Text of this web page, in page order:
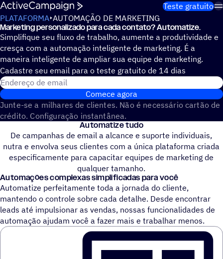
Pular para o conteúdo
Teste gratuito
PLATAFORMA AUTOMAÇÃO DE MARKETING
Marketing personalizado para cada contato? Automatize.
Simplifique seu fluxo de trabalho, aumente a produtividade e
cresça com a automação inteligente de marketing. É a
maneira inteligente de ampliar sua equipe de marketing.
Cadastre seu email para o teste gratuito de 14 dias
Endereço de email
Comece agora
Junte-se a milhares de clientes. Não é necessário cartão de
crédito. Configuração instantânea.
Automatize tudo
De campanhas de email a alcance e suporte individuais,
nutra e envolva seus clientes com a única plataforma criada
especificamente para capacitar equipes de marketing de
qualquer tamanho.
Automações complexas simplificadas para você
Automatize perfeitamente toda a jornada do cliente,
mantendo o controle sobre cada detalhe. Desde encontrar
leads até impulsionar as vendas, nossas funcionalidades de
automação ajudam você a fazer mais e trabalhar menos.